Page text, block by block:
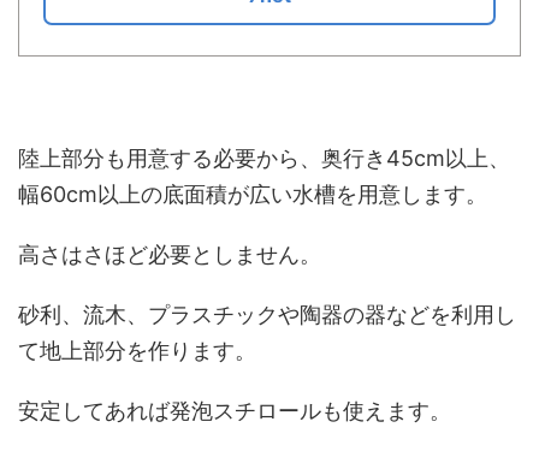
陸上部分も用意する必要から、奥行き45cm以上、
幅60cm以上の底面積が広い水槽を用意します。
高さはさほど必要としません。
砂利、流木、プラスチックや陶器の器などを利用し
て地上部分を作ります。
安定してあれば発泡スチロールも使えます。